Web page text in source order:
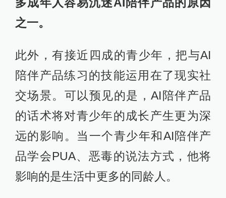
之一。
此外，有接近四成的青少年，把与AI
陪伴产品练习的技能运用在了现实社
交场景。可以预见的是，AI陪伴产品
的话术将对青少年的成长产生更为深
远的影响。当一个青少年和AI陪伴产
品学会PUA、恶毒的说法方式，他将
影响的是生活中更多的同龄人。